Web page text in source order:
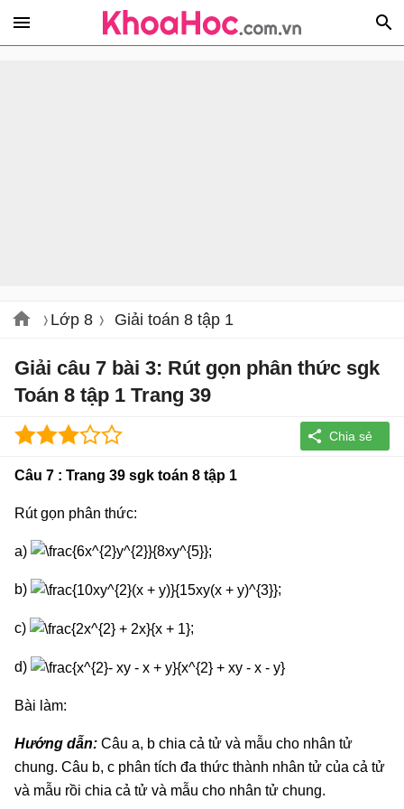
Lớp 8 Giải toán 8 tập 1
Giải câu 7 bài 3: Rút gọn phân thức sgk
Toán 8 tập 1 Trang 39
Câu 7 : Trang 39 sgk toán 8 tập 1
Rút gọn phân thức:
a) ;
b) ;
c) ;
d)
Bài làm:
Hướng dẫn: Câu a, b chia cả tử và mẫu cho nhân tử
chung. Câu b, c phân tích đa thức thành nhân tử của cả tử
và mẫu rồi chia cả tử và mẫu cho nhân tử chung.